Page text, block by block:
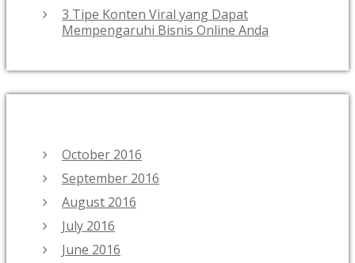
3 Tipe Konten Viral yang Dapat
Mempengaruhi Bisnis Online Anda
October 2016
September 2016
August 2016
July 2016
June 2016